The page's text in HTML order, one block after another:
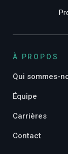
À PROPOS
Qui sommes-
Équipe
Carrières
Contact